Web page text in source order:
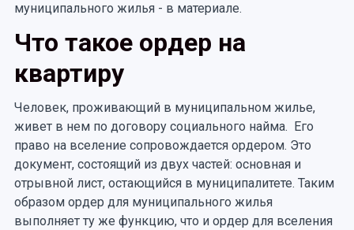
муниципального жилья - в материале.
Что такое ордер на
квартиру
Человек, проживающий в муниципальном жилье,
живет в нем по договору социального найма. Его
право на вселение сопровождается ордером. Это
документ, состоящий из двух частей: основная и
отрывной лист, остающийся в муниципалитете. Таким
образом ордер для муниципального жилья
выполняет ту же функцию, что и ордер для вселения